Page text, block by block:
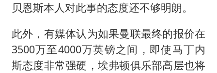
贝恩斯本人对此事的态度还不够明朗。
此外，有媒体认为如果曼联最终的报价在
3500万至4000万英镑之间，即使马丁内
斯态度非常强硬，埃弗顿俱乐部高层也将